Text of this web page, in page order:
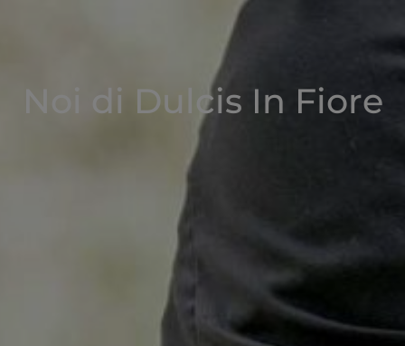
Noi di Dulcis In Fiore